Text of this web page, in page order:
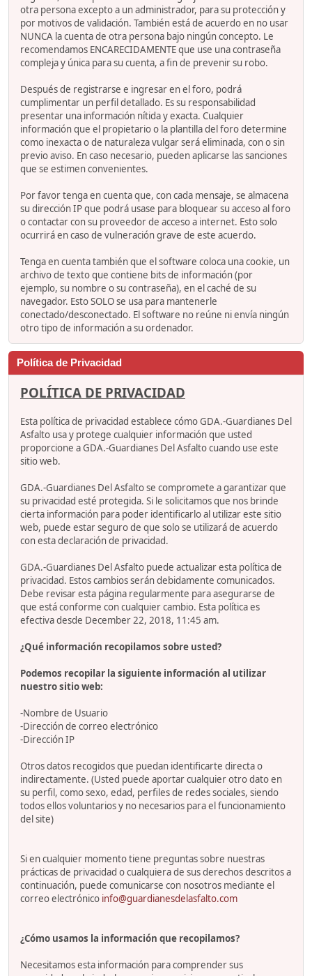
otra persona excepto a un administrador, para su protección y
por motivos de validación. También está de acuerdo en no usar
NUNCA la cuenta de otra persona bajo ningún concepto. Le
recomendamos ENCARECIDAMENTE que use una contraseña
compleja y única para su cuenta, a fin de prevenir su robo.
Después de registrarse e ingresar en el foro, podrá
cumplimentar un perfil detallado. Es su responsabilidad
presentar una información nítida y exacta. Cualquier
información que el propietario o la plantilla del foro determine
como inexacta o de naturaleza vulgar será eliminada, con o sin
previo aviso. En caso necesario, pueden aplicarse las sanciones
que se estimen convenientes.
Por favor tenga en cuenta que, con cada mensaje, se almacena
su dirección IP que podrá usase para bloquear su acceso al foro
o contactar con su proveedor de acceso a internet. Esto solo
ocurrirá en caso de vulneración grave de este acuerdo.
Tenga en cuenta también que el software coloca una cookie, un
archivo de texto que contiene bits de información (por
ejemplo, su nombre o su contraseña), en el caché de su
navegador. Esto SOLO se usa para mantenerle
conectado/desconectado. El software no reúne ni envía ningún
otro tipo de información a su ordenador.
Política de Privacidad
POLÍTICA DE PRIVACIDAD
Esta política de privacidad establece cómo GDA.-Guardianes Del
Asfalto usa y protege cualquier información que usted
proporcione a GDA.-Guardianes Del Asfalto cuando use este
sitio web.
GDA.-Guardianes Del Asfalto se compromete a garantizar que
su privacidad esté protegida. Si le solicitamos que nos brinde
cierta información para poder identificarlo al utilizar este sitio
web, puede estar seguro de que solo se utilizará de acuerdo
con esta declaración de privacidad.
GDA.-Guardianes Del Asfalto puede actualizar esta política de
privacidad. Estos cambios serán debidamente comunicados.
Debe revisar esta página regularmente para asegurarse de
que está conforme con cualquier cambio. Esta política es
efectiva desde December 22, 2018, 11:45 am.
¿Qué información recopilamos sobre usted?
Podemos recopilar la siguiente información al utilizar
nuestro sitio web:
-Nombre de Usuario
-Dirección de correo electrónico
-Dirección IP
Otros datos recogidos que puedan identificarte directa o
indirectamente. (Usted puede aportar cualquier otro dato en
su perfil, como sexo, edad, perfiles de redes sociales, siendo
todos ellos voluntarios y no necesarios para el funcionamiento
del site)
Si en cualquier momento tiene preguntas sobre nuestras
prácticas de privacidad o cualquiera de sus derechos descritos a
continuación, puede comunicarse con nosotros mediante el
correo electrónico info@guardianesdelasfalto.com
¿Cómo usamos la información que recopilamos?
Necesitamos esta información para comprender sus